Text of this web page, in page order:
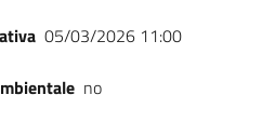
05/03/2026 11:00
no